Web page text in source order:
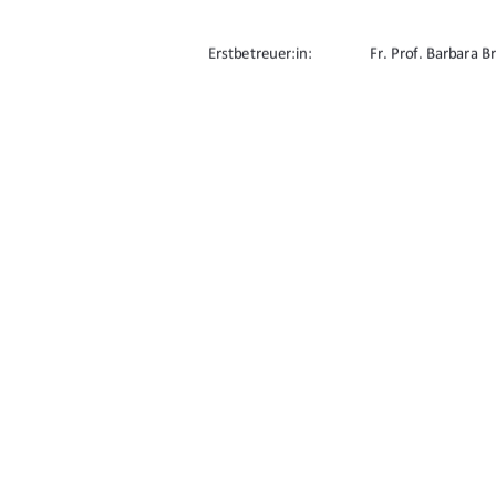
Erstbetreuer:in: Fr. Prof. Barbara